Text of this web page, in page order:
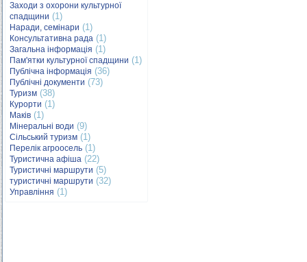
Заходи з охорони культурної
спадщини (1)
Наради, семінари (1)
Консультативна рада (1)
Загальна інформація (1)
Пам'ятки культурної спадщини (1)
Публічна інформація (36)
Публічні документи (73)
Туризм (38)
Курорти (1)
Маків (1)
Мінеральні води (9)
Сільський туризм (1)
Перелік агроосель (1)
Туристична афіша (22)
Туристичні маршрути (5)
туристичні маршрути (32)
Управління (1)